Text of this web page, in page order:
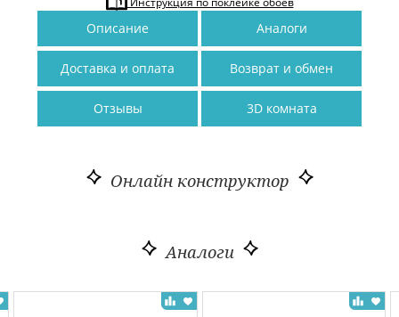
Описание Аналоги
Доставка и оплата Возврат и обмен
Отзывы 3D комната
Онлайн конструктор
Аналоги